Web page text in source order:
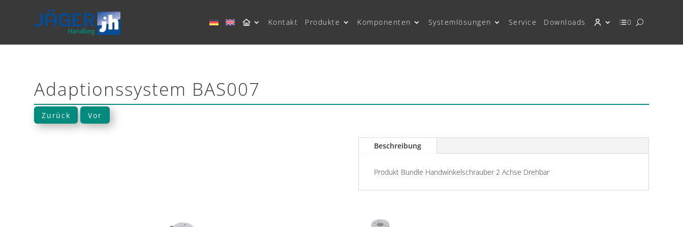
Kontakt Produkte Komponenten Systemlösungen Service Downloads 0
Adaptionssystem BAS007
Zurück Vor
Beschreibung
Produkt Bundle Handwinkelschrauber 2 Achse Drehbar